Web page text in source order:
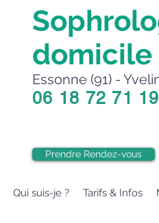
Essonne (91) -
06 18 72 71 19
Prendre Rendez-vous
Qui suis-je ? Tarifs & Infos